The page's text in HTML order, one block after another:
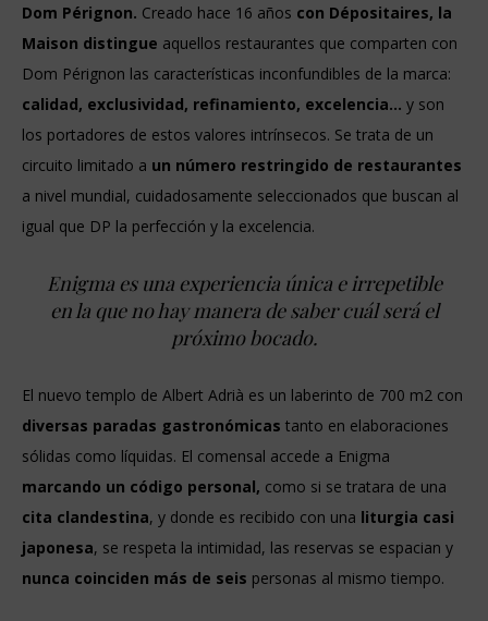
Dom Pérignon. Creado hace 16 años con Dépositaires, la
Maison distingue aquellos restaurantes que comparten con
Dom Pérignon las características inconfundibles de la marca:
calidad, exclusividad, refinamiento, excelencia… y son
los portadores de estos valores intrínsecos. Se trata de un
circuito limitado a un número restringido de restaurantes
a nivel mundial, cuidadosamente seleccionados que buscan al
igual que DP la perfección y la excelencia.
Enigma es una experiencia única e irrepetible
en la que no hay manera de saber cuál será el
próximo bocado.
El nuevo templo de Albert Adrià es un laberinto de 700 m2 con
diversas paradas gastronómicas tanto en elaboraciones
sólidas como líquidas. El comensal accede a Enigma
marcando un código personal, como si se tratara de una
cita clandestina, y donde es recibido con una liturgia casi
japonesa, se respeta la intimidad, las reservas se espacian y
nunca coinciden más de seis personas al mismo tiempo.